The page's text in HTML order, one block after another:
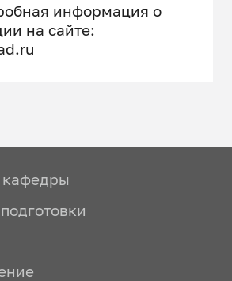
информация о
на сайте:
кафедры